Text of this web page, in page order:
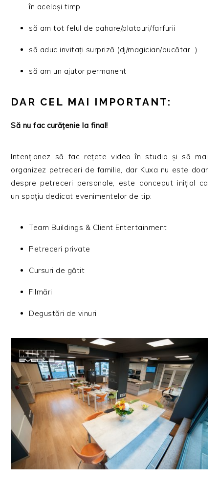
în același timp
să am tot felul de pahare/platouri/farfurii
să aduc invitați surpriză (dj/magician/bucătar…)
să am un ajutor permanent
DAR CEL MAI IMPORTANT:
Să nu fac curățenie la final!
Intenționez să fac rețete video în studio și să mai
organizez petreceri de familie, dar Kuxa nu este doar
despre petreceri personale, este conceput inițial ca
un spațiu dedicat evenimentelor de tip:
Team Buildings & Client Entertainment
Petreceri private
Cursuri de gătit
Filmări
Degustări de vinuri